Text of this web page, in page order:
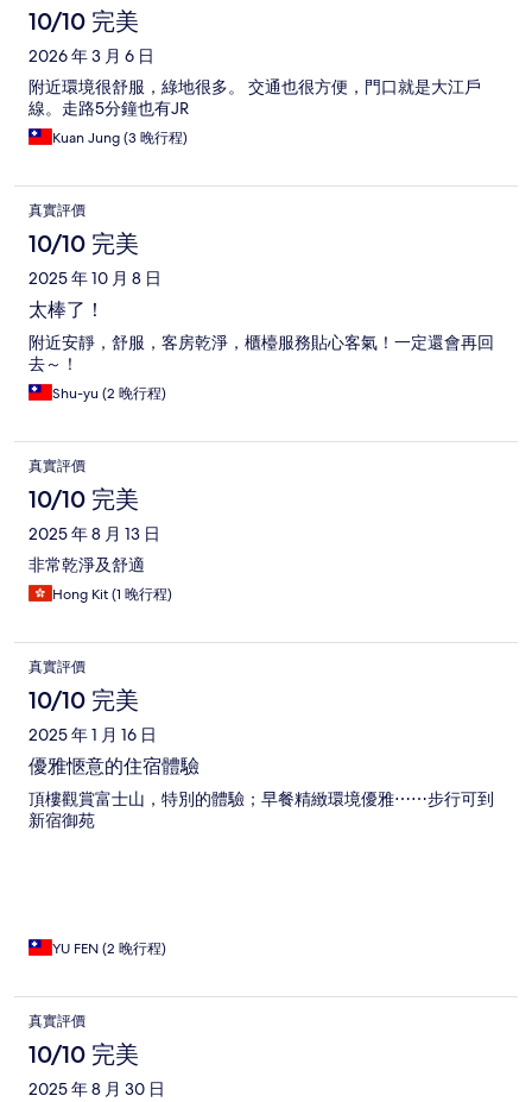
10/10 完美
2026 年 3 月 6 日
附近環境很舒服，綠地很多。 交通也很方便，門口就是大江戶
線。走路5分鐘也有JR
Kuan Jung (3 晚行程)
真實評價
10/10 完美
2025 年 10 月 8 日
太棒了！
附近安靜，舒服，客房乾淨，櫃檯服務貼心客氣！一定還會再回
去～！
Shu-yu (2 晚行程)
真實評價
10/10 完美
2025 年 8 月 13 日
非常乾淨及舒適
Hong Kit (1 晚行程)
真實評價
10/10 完美
2025 年 1 月 16 日
優雅愜意的住宿體驗
頂樓觀賞富士山，特別的體驗；早餐精緻環境優雅⋯⋯步行可到
新宿御苑
YU FEN (2 晚行程)
真實評價
10/10 完美
2025 年 8 月 30 日